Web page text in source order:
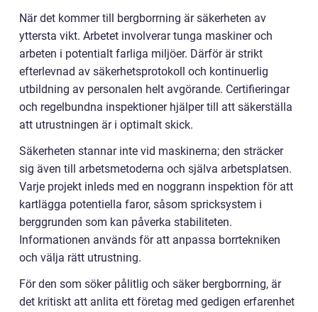
När det kommer till bergborrning är säkerheten av
yttersta vikt. Arbetet involverar tunga maskiner och
arbeten i potentialt farliga miljöer. Därför är strikt
efterlevnad av säkerhetsprotokoll och kontinuerlig
utbildning av personalen helt avgörande. Certifieringar
och regelbundna inspektioner hjälper till att säkerställa
att utrustningen är i optimalt skick.
Säkerheten stannar inte vid maskinerna; den sträcker
sig även till arbetsmetoderna och själva arbetsplatsen.
Varje projekt inleds med en noggrann inspektion för att
kartlägga potentiella faror, såsom spricksystem i
berggrunden som kan påverka stabiliteten.
Informationen används för att anpassa borrtekniken
och välja rätt utrustning.
För den som söker pålitlig och säker bergborrning, är
det kritiskt att anlita ett företag med gedigen erfarenhet